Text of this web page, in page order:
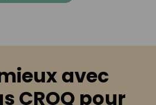
avec
CROQ pour